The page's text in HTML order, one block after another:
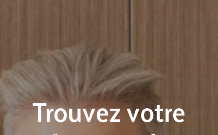
Trouvez votre